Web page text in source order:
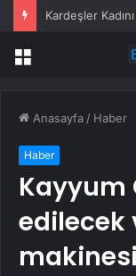
Kardeşler
Menü
Anasayfa / Haber
Haber
Kayyum
edilecek